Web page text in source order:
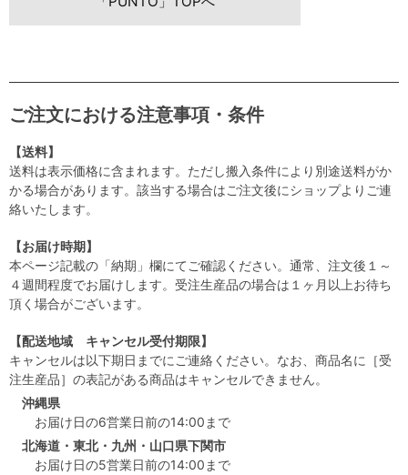
ご注文における注意事項・条件
【送料】
送料は表示価格に含まれます。ただし搬入条件により別途送料がか
かる場合があります。該当する場合はご注文後にショップよりご連
絡いたします。
【お届け時期】
本ページ記載の「納期」欄にてご確認ください。通常、注文後１～
４週間程度でお届けします。受注生産品の場合は１ヶ月以上お待ち
頂く場合がございます。
【配送地域 キャンセル受付期限】
キャンセルは以下期日までにご連絡ください。なお、商品名に［受
注生産品］の表記がある商品はキャンセルできません。
沖縄県
お届け日の6営業日前の14:00まで
北海道・東北・九州・山口県下関市
お届け日の5営業日前の14:00まで